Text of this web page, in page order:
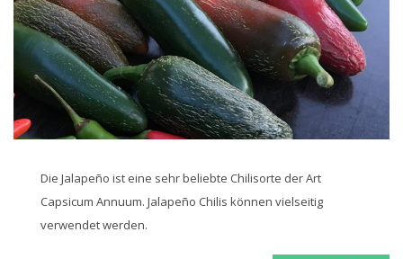
Die Jalapeño ist eine sehr beliebte Chilisorte der Art
Capsicum Annuum. Jalapeño Chilis können vielseitig
verwendet werden.